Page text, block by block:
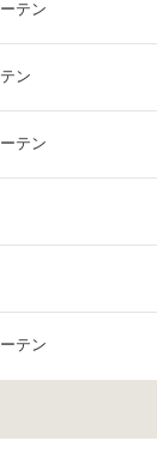
テン
ン
テン
テン